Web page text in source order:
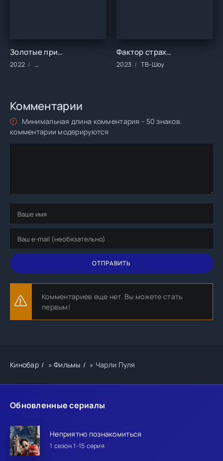
Обновленные сериалы
Неприятно познакомиться
1 сезон 1-15 серия
Золотые прииски Колара: Глава 2 (2022)
2022 Фильмы/2022 год/Зарубежные/Индийские/Боевик/Драма/
Фактор страха (2023)
2023 ТВ-Шоу
Комментарии
Минимальная длина комментария - 50 знаков.
комментарии модерируются
ОТПРАВИТЬ
Комментариев еще нет. Вы можете стать
первым!
Кинобар »Фильмы » Чарли Пуля